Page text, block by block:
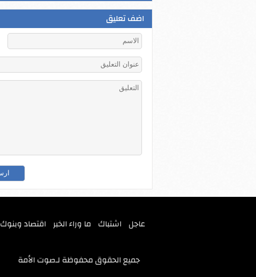
اضف تعليق
عاجل اشتباك ما وراء الخبر اقتصاد وبنوك
جميع الحقوق محفوظة لـصوت الأمة